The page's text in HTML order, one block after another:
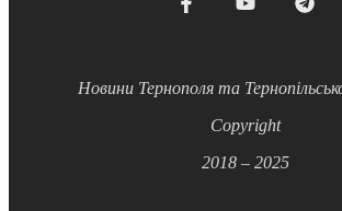
Новини Тернополя та
Copyright
2018 – 2025